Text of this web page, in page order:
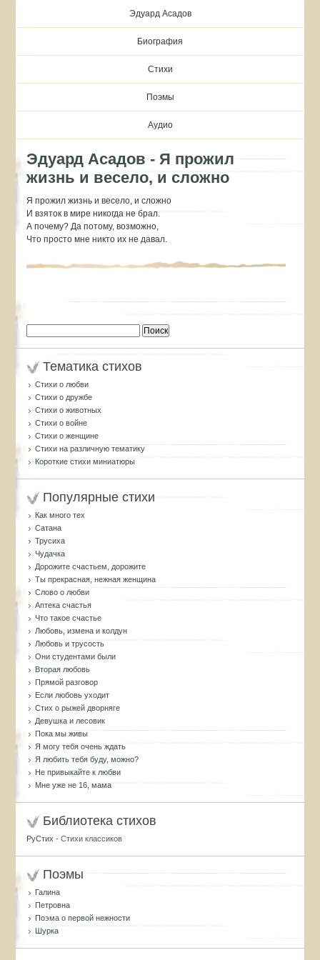
Эдуард Асадов
Биография
Стихи
Поэмы
Аудио
Эдуард Асадов - Я прожил
жизнь и весело, и сложно
Я прожил жизнь и весело, и сложно
И взяток в мире никогда не брал.
А почему? Да потому, возможно,
Что просто мне никто их не давал.
Тематика стихов
Стихи о любви
Стихи о дружбе
Стихи о животных
Стихи о войне
Стихи о женщине
Стихи на различную тематику
Короткие стихи миниатюры
Популярные стихи
Как много тех
Сатана
Трусиха
Чудачка
Дорожите счастьем, дорожите
Ты прекрасная, нежная женщина
Слово о любви
Аптека счастья
Что такое счастье
Любовь, измена и колдун
Любовь и трусость
Они студентами были
Вторая любовь
Прямой разговор
Если любовь уходит
Стих о рыжей дворняге
Девушка и лесовик
Пока мы живы
Я могу тебя очень ждать
Я любить тебя буду, можно?
Не привыкайте к любви
Мне уже не 16, мама
Библиотека стихов
РуСтих - Стихи классиков
Поэмы
Галина
Петровна
Поэма о первой нежности
Шурка